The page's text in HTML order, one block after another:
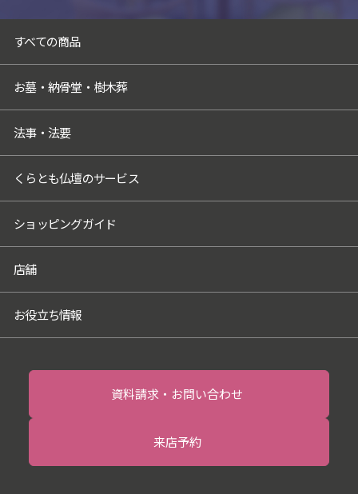
すべての商品
お墓・納骨堂・樹木葬
法事・法要
くらとも仏壇のサービス
ショッピングガイド
店舗
お役立ち情報
資料請求・お問い合わせ
来店予約